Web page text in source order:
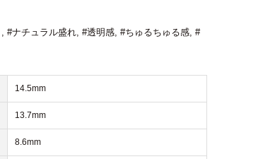
, #ナチュラル盛れ, #透明感, #ちゅるちゅる感, #
14.5mm
13.7mm
8.6mm